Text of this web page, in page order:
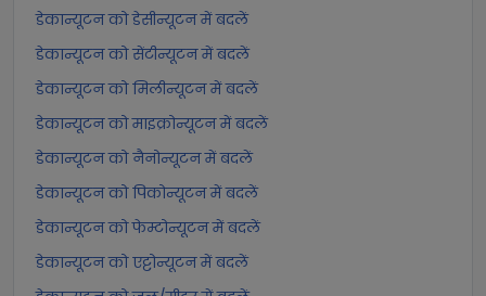
डेकान्यूटन को डेसीन्यूटन में बदलें
डेकान्यूटन को सेंटीन्यूटन में बदलें
डेकान्यूटन को मिलीन्यूटन में बदलें
डेकान्यूटन को माइक्रोन्यूटन में बदलें
डेकान्यूटन को नैनोन्यूटन में बदलें
डेकान्यूटन को पिकोन्यूटन में बदलें
डेकान्यूटन को फेम्टोन्यूटन में बदलें
डेकान्यूटन को एट्टोन्यूटन में बदलें